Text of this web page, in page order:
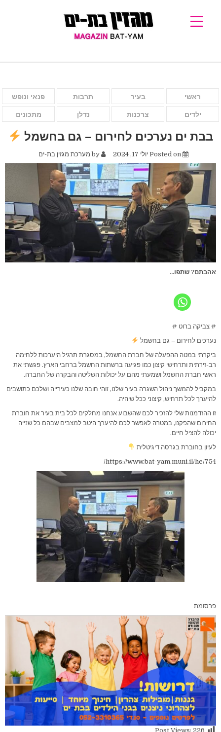
ראשי בעיר תרבות פנאי ונופש
ילדים צרכנות נדלן מתכונים
בבת ים נערכים לחירום – גם בחשמל
יולי 17, 2024 מערכת מגזין בת-ים
אהבתם? שתפו...
# צביקה ברוט #
נערכים לחירום – גם בחשמל
ביקרתי במטה ההפעלה של חברת החשמל, במסגרת תרגיל היערכות ללחימה
רב-זירתית ותרחישי קיצון כמו פגיעה ברשתות החשמל ברחבי הארץ. פגשתי את
ראשי חברת החשמל ושמעתי מהם על יכולות השליטה והבקרה של החברה.
במקביל להמשך ניהול השגרה בעיר שלנו, זוהי חובה שלנו כעירייה ושלכם כתושבים
להיערך לכל תרחיש, קיצוני ככל שיהיה.
זו ההזדמנות שלי להזכיר לכם שהשבוע אנחנו מחלקים לכל בית בעיר את חוברת
החירום שהפקנו, במטרה לאפשר לכם להיערך היטב למצבים שבהם כל שנייה
יכולה להציל חיים.
לעיון בחוברת בגרסה דיגיטלית
https://www.bat-yam.muni.il/he/754/
פרסומת
Post Views: 226